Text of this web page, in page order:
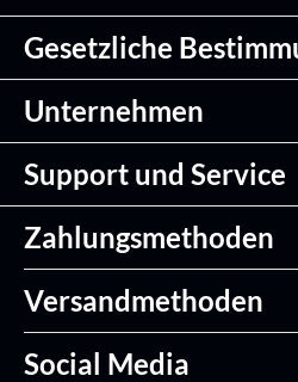
Gesetzliche
Unternehmen
Support und Service
Zahlungsmethoden
Versandmethoden
Social Media